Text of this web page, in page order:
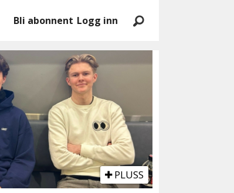
Bli abonnent Logg inn
PLUSS